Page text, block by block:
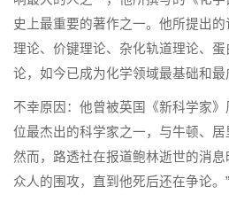
史上最重要的著作之一。他所提出
理论、价键理论、杂化轨道理论、
论，如今已成为化学领域最基础和最
不幸原因：他曾被英国《新科学家
位最杰出的科学家之一，与牛顿、居
然而，路透社在报道鲍林逝世的消息
众人的围攻，直到他死后还在争论。”